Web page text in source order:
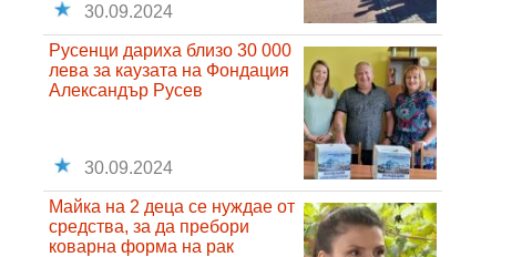
30.09.2024
Русенци дариха близо 30 000
лева за каузата на Фондация
Александър Русев
30.09.2024
Майка на 2 деца се нуждае от
средства, за да пребори
коварна форма на рак